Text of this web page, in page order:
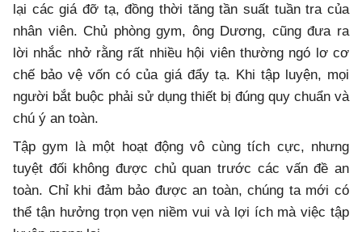
lại các giá đỡ tạ, đồng thời tăng tần suất tuần tra của
nhân viên. Chủ phòng gym, ông Dương, cũng đưa ra
lời nhắc nhở rằng rất nhiều hội viên thường ngó lơ cơ
chế bảo vệ vốn có của giá đẩy tạ. Khi tập luyện, mọi
người bắt buộc phải sử dụng thiết bị đúng quy chuẩn và
chú ý an toàn.
Tập gym là một hoạt động vô cùng tích cực, nhưng
tuyệt đối không được chủ quan trước các vấn đề an
toàn. Chỉ khi đảm bảo được an toàn, chúng ta mới có
thể tận hưởng trọn vẹn niềm vui và lợi ích mà việc tập